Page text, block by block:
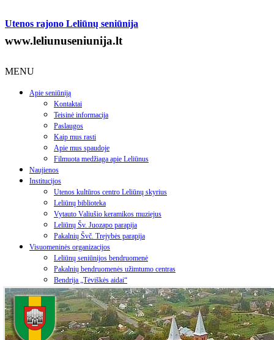
Utenos rajono Leliūnų seniūnija
www.leliunuseniunija.lt
MENU
Apie seniūniją
Kontaktai
Teisinė informacija
Paslaugos
Kaip mus rasti
Apie mus spaudoje
Filmuota medžiaga apie Leliūnus
Naujienos
Institucijos
Utenos kultūros centro Leliūnų skyrius
Leliūnų biblioteka
Vytauto Valiušio keramikos muziejus
Leliūnų Šv. Juozapo parapija
Pakalnių Švč. Trejybės parapija
Visuomeninės organizacijos
Leliūnų seniūnijos bendruomenė
Pakalnių bendruomenės užimtumo centras
Bendrija „Tėviškės aidai“